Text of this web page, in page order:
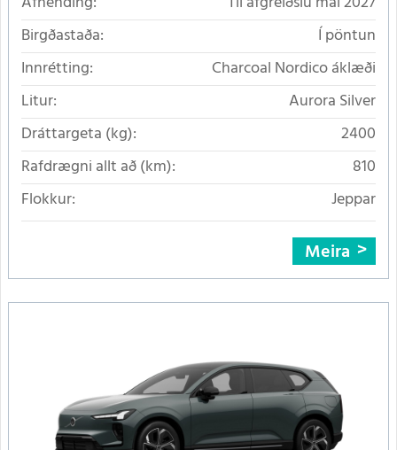
Birgðastaða:
Í pöntun
Innrétting:
Charcoal Nordico áklæði
Litur:
Aurora Silver
Dráttargeta (kg):
2400
Rafdrægni allt að (km):
810
Flokkur:
Jeppar
Meira